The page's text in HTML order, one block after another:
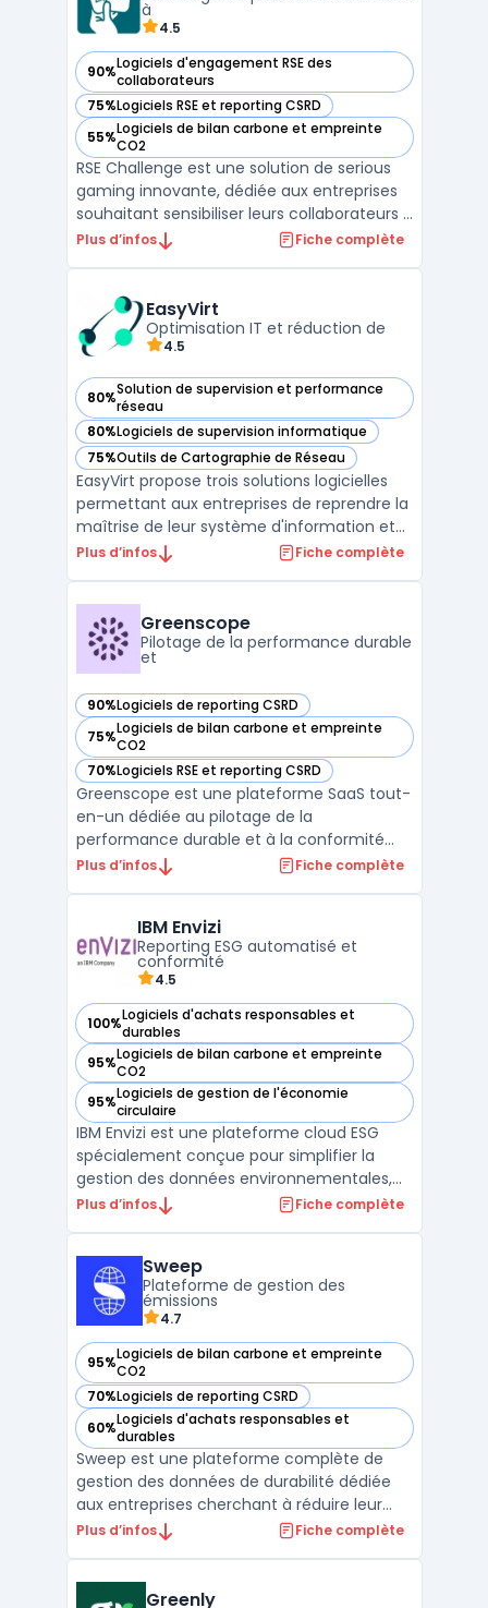
à
4.5
90%Logiciels d'engagement RSE des
collaborateurs
— voir RSE Challenge dans cette catégorie
75%Logiciels RSE et reporting CSRD
— voir RSE Challenge dans cette catégorie
55%Logiciels de bilan carbone et empreinte
CO2
— voir RSE Challenge dans cette catégorie
RSE Challenge est une solution de serious
gaming innovante, dédiée aux entreprises
souhaitant sensibiliser leurs collaborateurs à
la réduction de l'empreinte carbone et à
avec la Responsabilité Sociétale des
Entreprises ...
Plus d’infos Fiche complète
EasyVirt
Optimisation IT et réduction de
4.5
80%Solution de supervision et performance
réseau
— voir EasyVirt dans cette catégorie
80%Logiciels de supervision informatique
— voir EasyVirt dans cette catégorie
75%Outils de Cartographie de Réseau
— voir EasyVirt dans cette catégorie
EasyVirt propose trois solutions logicielles
permettant aux entreprises de reprendre la
maîtrise de leur système d'information et
d'optimiser l'empreinte environnementale
pour les organisations disposant d'au moins
50 V ...
Plus d’infos Fiche complète
Greenscope
Pilotage de la performance durable
et
90%Logiciels de reporting CSRD
— voir Greenscope dans cette catégorie
75%Logiciels de bilan carbone et empreinte
CO2
— voir Greenscope dans cette catégorie
70%Logiciels RSE et reporting CSRD
— voir Greenscope dans cette catégorie
Greenscope est une plateforme SaaS tout-
en-un dédiée au pilotage de la
performance durable et à la conformité
réglementaire ESG. Elle automatise la
conformité comme la CSRD et SFDR. Avec
des outils avancés tels que ...
Plus d’infos Fiche complète
IBM Envizi
Reporting ESG automatisé et
conformité
4.5
100%Logiciels d'achats responsables et
durables
— voir IBM Envizi dans cette catégorie
95%Logiciels de bilan carbone et empreinte
CO2
— voir IBM Envizi dans cette catégorie
95%Logiciels de gestion de l'économie
circulaire
— voir IBM Envizi dans cette catégorie
IBM Envizi est une plateforme cloud ESG
spécialement conçue pour simplifier la
gestion des données environnementales,
sociales et de gouvernance (ESG). Avec
Envizi automatise la collecte de plus de 500
types de données, ...
Plus d’infos Fiche complète
Sweep
Plateforme de gestion des
émissions
4.7
95%Logiciels de bilan carbone et empreinte
CO2
— voir Sweep dans cette catégorie
70%Logiciels de reporting CSRD
— voir Sweep dans cette catégorie
60%Logiciels d'achats responsables et
durables
— voir Sweep dans cette catégorie
Sweep est une plateforme complète de
gestion des données de durabilité dédiée
aux entreprises cherchant à réduire leur
empreinte carbone tout en se conformant
émissions carbone, couvrant à la fois les
Plus d’infos Fiche complète
Greenly